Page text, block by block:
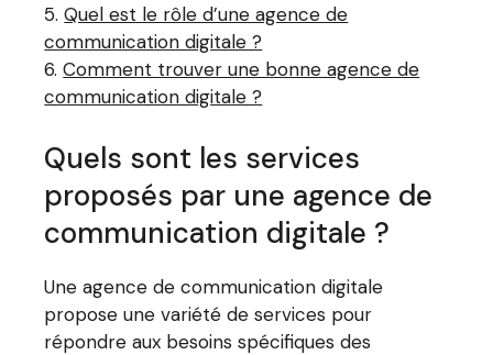
Quel est le rôle d’une agence de
communication digitale ?
Comment trouver une bonne agence de
communication digitale ?
Quels sont les services
proposés par une agence de
communication digitale ?
Une agence de communication digitale
propose une variété de services pour
répondre aux besoins spécifiques des